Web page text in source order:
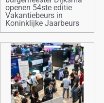
openen 54ste editie
Vakantiebeurs in
Koninklijke Jaarbeurs